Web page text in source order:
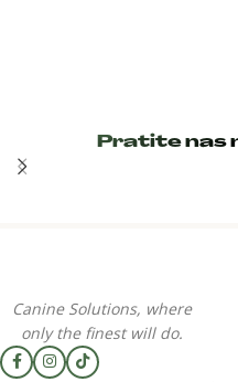
Pratite nas
Canine Solutions, where
only the finest will do.